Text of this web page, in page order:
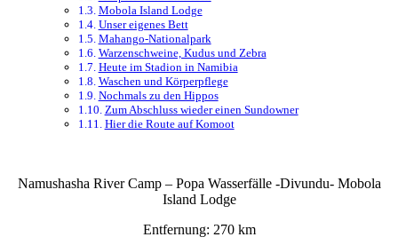
Mobola Island Lodge
Unser eigenes Bett
Mahango-Nationalpark
Warzenschweine, Kudus und Zebra
Heute im Stadion in Namibia
Waschen und Körperpflege
Nochmals zu den Hippos
Zum Abschluss wieder einen Sundowner
Hier die Route auf Komoot
Namushasha River Camp – Popa Wasserfälle -Divundu- Mobola
Island Lodge
Entfernung: 270 km